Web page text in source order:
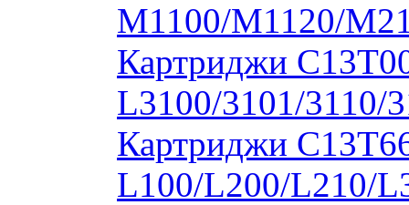
M1100/M1120/
Картриджи
L3100/3101/3110/
Картриджи
L100/L200/L210/